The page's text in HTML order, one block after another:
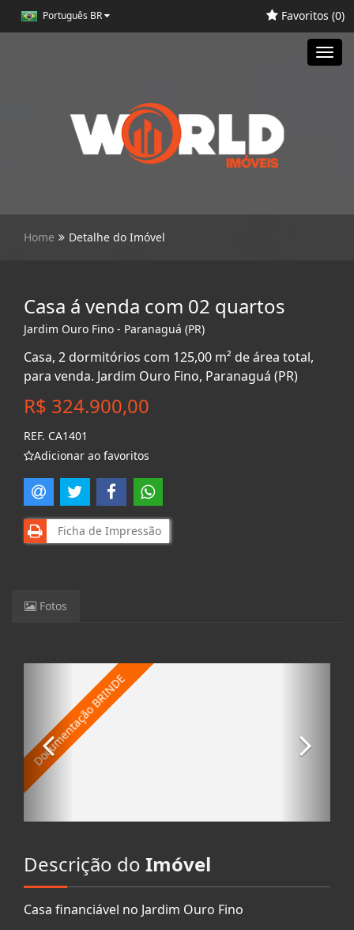
Português BR Favoritos (0)
Home Detalhe do Imóvel
Casa á venda com 02 quartos
Jardim Ouro Fino - Paranaguá (PR)
Casa, 2 dormitórios com 125,00 m² de área total,
para venda. Jardim Ouro Fino, Paranaguá (PR)
R$ 324.900,00
REF. CA1401
Adicionar ao favoritos
Ficha de Impressão
Fotos
Descrição do Imóvel
Casa financiável no Jardim Ouro Fino